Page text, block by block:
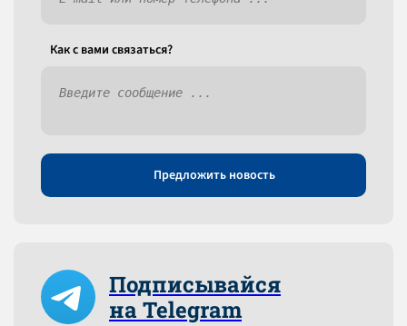
Как c вами связаться?
Предложить новость
Подписывайся
на Telegram